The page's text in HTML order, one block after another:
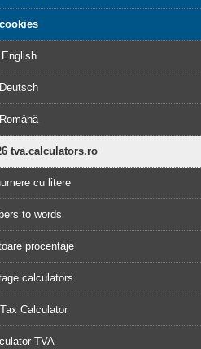
cookies
English
Deutsch
Română
tva.calculators.ro
cu litere
to words
procentaje
calculators
Calculator
TVA